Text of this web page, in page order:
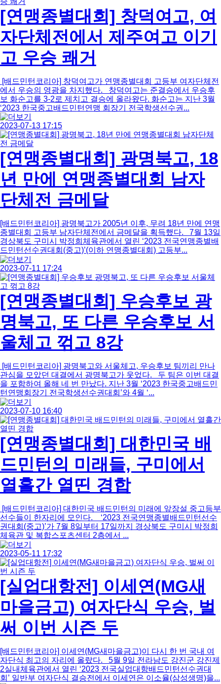
[연맹종별대회] 창덕여고, 여
자단체전에서 제주여고 이기
고 우승 쾌거
[배드민턴코리아] 창덕여고가 연맹종별대회 고등부 여자단체전
에서 우승의 영광을 차지했다. 창덕여고는 준결승에서 우승후
보 화순고를 3-2로 제치고 결승에 올라왔다. 화순고는 지난 3월
‘2023 한국중고배드민턴연맹 회장기 전국학생선수권...
2023-07-13 17:15
[연맹종별대회] 광명북고, 18
년 만에 연맹종별대회 남자
단체전 금메달
[배드민턴코리아] 광명북고가 2005년 이후, 무려 18년 만에 연맹
종별대회 고등부 남자단체전에서 금메달을 획득했다. 7월 13일
경상북도 구미시 박정희체육관에서 열린 ‘2023 전국연맹종별배
드민턴선수권대회(중고)’(이하 연맹종별대회) 고등부...
2023-07-11 17:24
[연맹종별대회] 우승후보 광
명북고, 또 다른 우승후보 서
울체고 꺾고 8강
[배드민턴코리아] 광명북고와 서울체고, 우승후보 팀끼리 만나
관심을 모았던 대결에서 광명북고가 웃었다. 두 팀은 이번 대결
을 포함하여 올해 네 번 만났다. 지난 3월 ‘2023 한국중고배드민
턴연맹회장기 전국학생선수권대회’와 4월 ‘...
2023-07-10 16:40
[연맹종별대회] 대한민국 배
드민턴의 미래들, 구미에서
열흘간 열띤 경합
[배드민턴코리아] 대한민국 배드민턴의 미래에 앞장설 중고등부
선수들이 한자리에 모인다. ‘2023 전국연맹종별배드민턴선수
권대회(중고)’가 7월 8일부터 17일까지 경상북도 구미시 박정희
체육관 및 복합스포츠센터 2층에서 ...
2023-05-11 17:32
[실업대항전] 이세연(MG새
마을금고) 여자단식 우승, 벌
써 이번 시즌 두
[배드민턴코리아] 이세연(MG새마을금고)이 다시 한 번 국내 여
자단식 최고의 자리에 올랐다. 5월 9일 전라남도 강진군 강진제
2실내체육관에서 열린 ‘2023 전국실업대항배드민턴선수권대
회’ 일반부 여자단식 결승전에서 이세연은 이소율(삼성생명)을...